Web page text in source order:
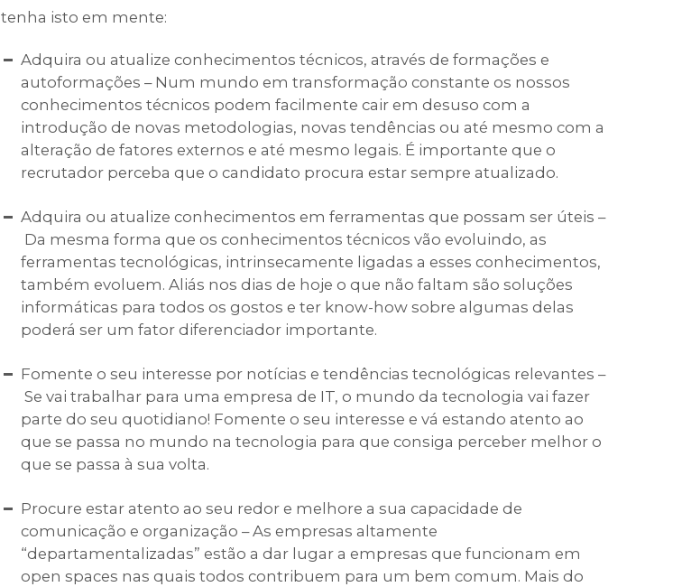
tenha isto em mente:
Adquira ou atualize conhecimentos técnicos, através de formações e
autoformações – Num mundo em transformação constante os nossos
conhecimentos técnicos podem facilmente cair em desuso com a
introdução de novas metodologias, novas tendências ou até mesmo com a
alteração de fatores externos e até mesmo legais. É importante que o
recrutador perceba que o candidato procura estar sempre atualizado.
Adquira ou atualize conhecimentos em ferramentas que possam ser úteis –
Da mesma forma que os conhecimentos técnicos vão evoluindo, as
ferramentas tecnológicas, intrinsecamente ligadas a esses conhecimentos,
também evoluem. Aliás nos dias de hoje o que não faltam são soluções
informáticas para todos os gostos e ter know-how sobre algumas delas
poderá ser um fator diferenciador importante.
Fomente o seu interesse por notícias e tendências tecnológicas relevantes –
Se vai trabalhar para uma empresa de IT, o mundo da tecnologia vai fazer
parte do seu quotidiano! Fomente o seu interesse e vá estando atento ao
que se passa no mundo na tecnologia para que consiga perceber melhor o
que se passa à sua volta.
Procure estar atento ao seu redor e melhore a sua capacidade de
comunicação e organização – As empresas altamente
“departamentalizadas” estão a dar lugar a empresas que funcionam em
open spaces nas quais todos contribuem para um bem comum. Mais do